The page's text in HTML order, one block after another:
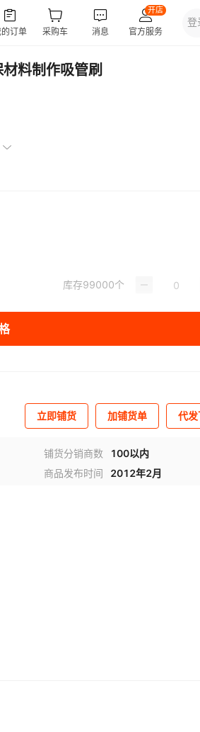
料制作吸管刷
库存99000个
立即铺货 加铺货单 代
铺货分销商数
100以内
商品发布时间 2012年2月